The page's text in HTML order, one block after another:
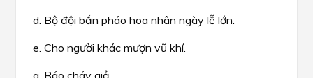
d. Bộ đội bắn pháo hoa nhân ngày lễ lớn.
e. Cho người khác mượn vũ khí.
g. Báo cháy giả.